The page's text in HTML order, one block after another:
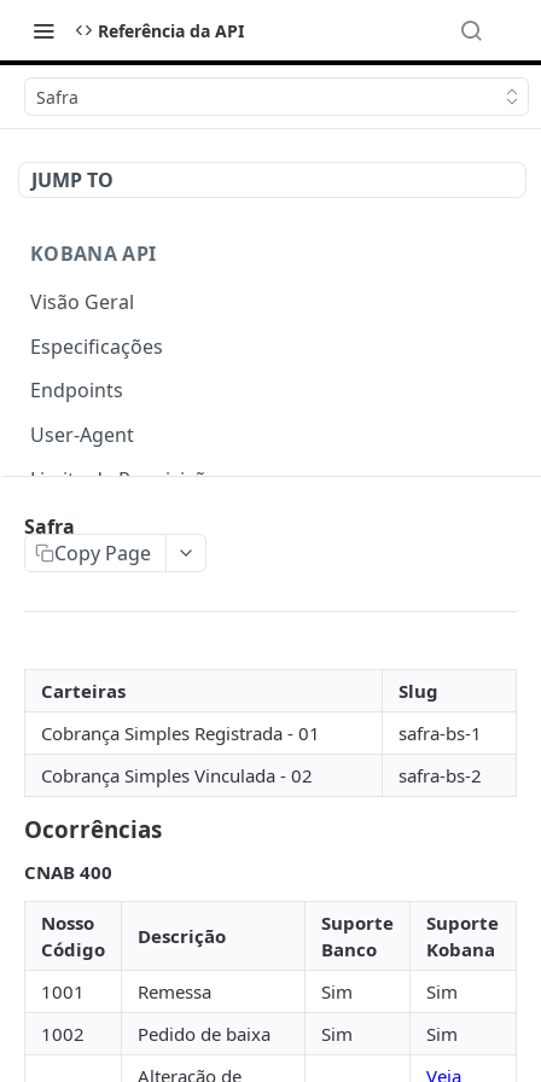
Referência da API
Safra
JUMP TO
KOBANA API
Visão Geral
Especificações
Endpoints
User-Agent
Limite de Requisições
Autenticação
Token de Acesso
Permissões
Idempotência
Postman
ABC Brasil
Ailos
Arbi
Banco de Brasília
Banco do Brasil
Banco do Nordeste
Banco Industrial do Brasil
Banco Mercantil
Banese
Safra
Copy Page
Carteiras
Slug
Cobrança Simples Registrada - 01
safra-bs-1
Cobrança Simples Vinculada - 02
safra-bs-2
Ocorrências
CNAB 400
Nosso
Código
Descrição
Suporte
Banco
Suporte
Kobana
1001
Remessa Sim
Sim
1002
Pedido de baixa Sim Sim
Alteração de Veja